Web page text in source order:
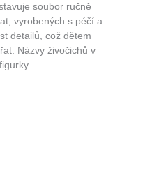
soubor ručně
vyrobených s péčí a
detailů, což dětem
Názvy živočichů v